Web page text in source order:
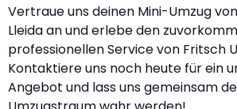
Vertraue uns deinen Mini-Umzug
Lleida an und erlebe den
professionellen Service von Fritsch
Kontaktiere uns noch heute für ein
Angebot und lass uns gemeinsam